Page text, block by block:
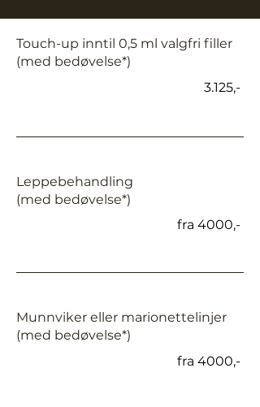
Touch-up inntil 0,5 ml valgfri filler
(med bedøvelse*)
3.125,-
Leppebehandling
(med bedøvelse*)
fra 4000,-
Munnviker eller marionettelinjer
(med bedøvelse*)
fra 4000,-